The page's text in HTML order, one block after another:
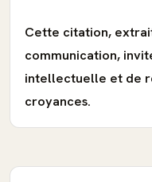
Cette citation,
communication,
intellectuelle et de
croyances.